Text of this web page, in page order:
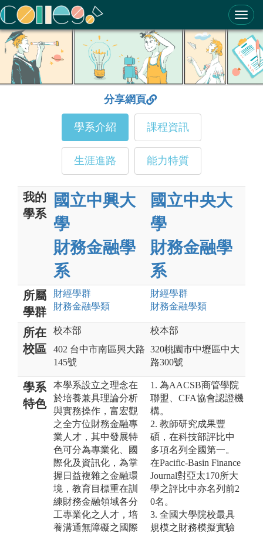
ColleGo! 大學選才與高中育才輔助系統
分享網頁
學系介紹 課程資訊
生涯進路 能力特質
我的
學系
國立中興大
學
財務金融學
系
國立中央大
學
財務金融學
系
所屬
學群
財經學群
財務金融學類
財經學群
財務金融學類
所在
校區
校本部
402 台中市南區興大路
145號
校本部
320桃園市中壢區中大
路300號
學系
特色
本學系設立之理念在
於培養兼具理論分析
與實務操作，富宏觀
之全方位財務金融專
業人才，其中發展特
色可分為專業化、國
際化及資訊化，為掌
握日益複雜之金融環
境，教育目標重在訓
練財務金融領域各分
工專業化之人才，培
養溝通無障礙之國際
1. 為AACSB商管學院
聯盟、CFA協會認證機
構。
2. 教師研究成果豐
碩，在科技部評比中
多項名列全國第一。
在Pacific-Basin Finance
Journal對亞太170所大
學之評比中亦名列前2
0名。
3. 全國大學院校最具
規模之財務模擬實驗